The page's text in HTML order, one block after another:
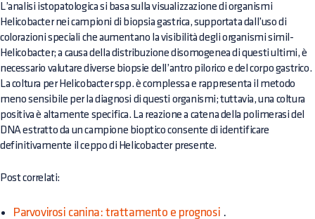
L’analisi istopatologica si basa sulla visualizzazione di organismi
Helicobacter nei campioni di biopsia gastrica, supportata dall’uso di
colorazioni speciali che aumentano la visibilità degli organismi simil-
Helicobacter; a causa della distribuzione disomogenea di questi ultimi, è
necessario valutare diverse biopsie dell’antro pilorico e del corpo gastrico.
La coltura per Helicobacter spp. è complessa e rappresenta il metodo
meno sensibile per la diagnosi di questi organismi; tuttavia, una coltura
positiva è altamente specifica. La reazione a catena della polimerasi del
DNA estratto da un campione bioptico consente di identificare
definitivamente il ceppo di Helicobacter presente.
Post correlati:
Parvovirosi canina: trattamento e prognosi .